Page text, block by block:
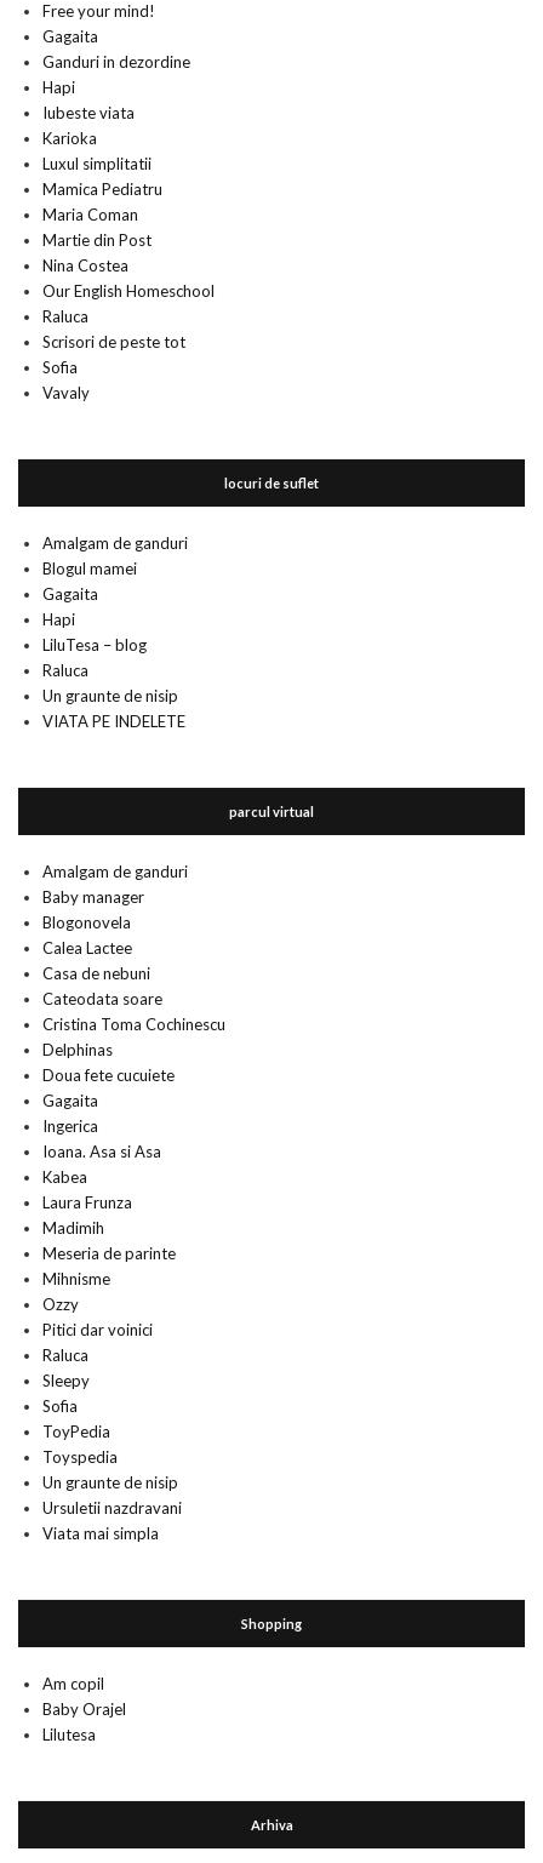
Free your mind!
Gagaita
Ganduri in dezordine
Hapi
Iubeste viata
Karioka
Luxul simplitatii
Mamica Pediatru
Maria Coman
Martie din Post
Nina Costea
Our English Homeschool
Raluca
Scrisori de peste tot
Sofia
Vavaly
locuri de suflet
Amalgam de ganduri
Blogul mamei
Gagaita
Hapi
LiluTesa – blog
Raluca
Un graunte de nisip
VIATA PE INDELETE
parcul virtual
Amalgam de ganduri
Baby manager
Blogonovela
Calea Lactee
Casa de nebuni
Cateodata soare
Cristina Toma Cochinescu
Delphinas
Doua fete cucuiete
Gagaita
Ingerica
Ioana. Asa si Asa
Kabea
Laura Frunza
Madimih
Meseria de parinte
Mihnisme
Ozzy
Pitici dar voinici
Raluca
Sleepy
Sofia
ToyPedia
Toyspedia
Un graunte de nisip
Ursuletii nazdravani
Viata mai simpla
Shopping
Am copil
Baby Orajel
Lilutesa
Arhiva